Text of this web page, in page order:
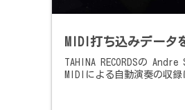
MIDI打ち込みデータ
TAHINA RECORDSの
MIDIによる自動演奏の収録